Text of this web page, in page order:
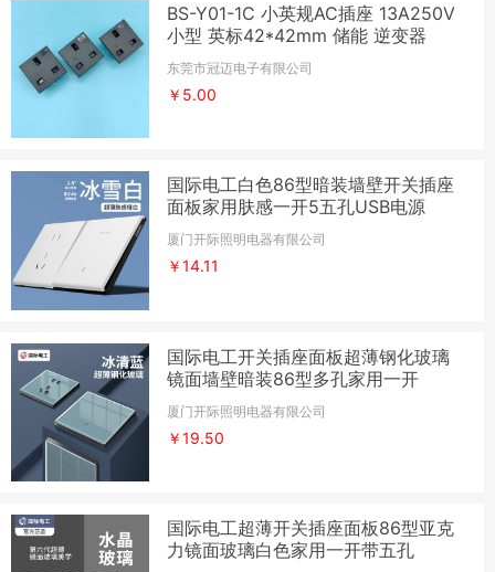
BS-Y01-1C 小英规AC插座 13A250V
小型 英标42*42mm 储能 逆变器
东莞市冠迈电子有限公司
￥5.00
国际电工白色86型暗装墙壁开关插座
面板家用肤感一开5五孔USB电源
厦门开际照明电器有限公司
￥14.11
国际电工开关插座面板超薄钢化玻璃
镜面墙壁暗装86型多孔家用一开
厦门开际照明电器有限公司
￥19.50
国际电工超薄开关插座面板86型亚克
力镜面玻璃白色家用一开带五孔